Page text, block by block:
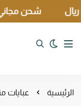
شحن مجاني
تبديل الوضع
الرئيسية عبايات